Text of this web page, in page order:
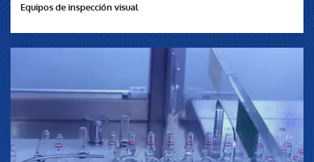
Equipos de inspección visual